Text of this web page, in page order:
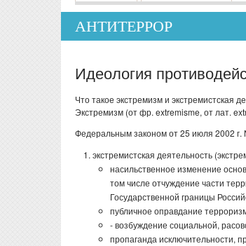
АНТИТЕРРОР
Идеология
Что такое экстремизм и экстремистская
Экстремизм (от фр. extremisme, от лат.
Федеральным законом от 25 июля 2002 г.
экстремистская деятельность
насильственное изменение
том числе отчуждение части
Государственной границы
публичное оправдание
- возбуждение социальной,
пропаганда исключительности,